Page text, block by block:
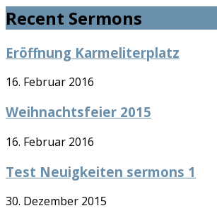
Recent Sermons
Eröffnung Karmeliterplatz
16. Februar 2016
Weihnachtsfeier 2015
16. Februar 2016
Test Neuigkeiten sermons 1
30. Dezember 2015